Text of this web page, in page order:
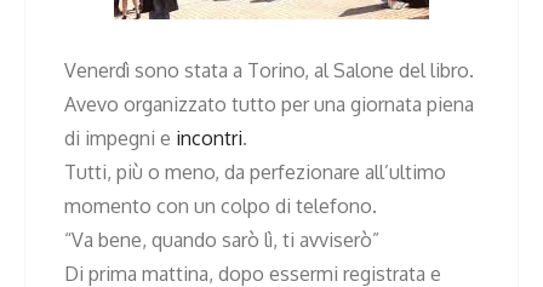
Venerdì sono stata a Torino, al Salone del libro.
Avevo organizzato tutto per una giornata piena
di impegni e incontri.
Tutti, più o meno, da perfezionare all’ultimo
momento con un colpo di telefono.
“Va bene, quando sarò lì, ti avviserò”
Di prima mattina, dopo essermi registrata e